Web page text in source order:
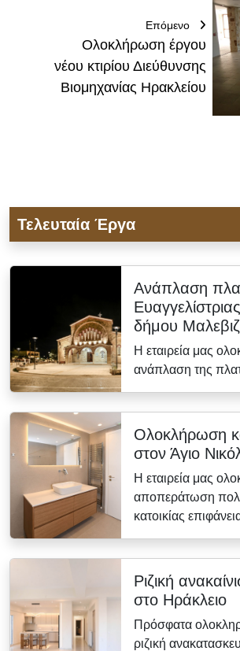
Επόμενο
Ολοκλήρωση έργου
νέου κτιρίου Διεύθυνσης
Βιομηχανίας Ηρακλείου
Τελευταία Έργα
Ανάπλαση
δήμου
Η εταιρεία μας
ανάπλαση της
Ολοκλήρωση
στον Άγιο
Η εταιρεία μας
αποπεράτωση
κατοικίας
Ριζική
στο Ηράκλειο
Πρόσφατα
ριζική